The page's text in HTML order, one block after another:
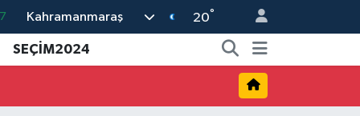
Kahramanmaraş 20°
SEÇİM2024